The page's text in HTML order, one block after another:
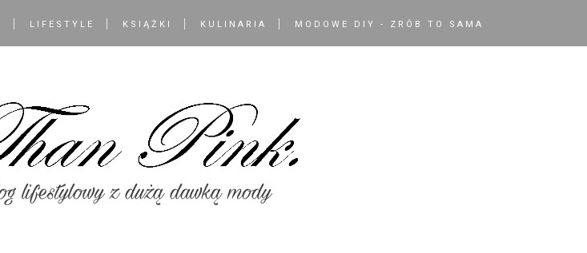
LIFESTYLE KSIĄŻKI KULINARIA MODOWE DIY - ZRÓB TO SAMA